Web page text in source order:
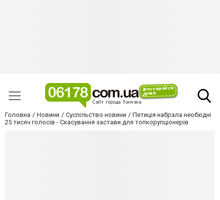
Головна Новини Суспільство новини
Петиція набрала необхідні
25 тисяч голосів - Скасування застави для топкорупціонерів